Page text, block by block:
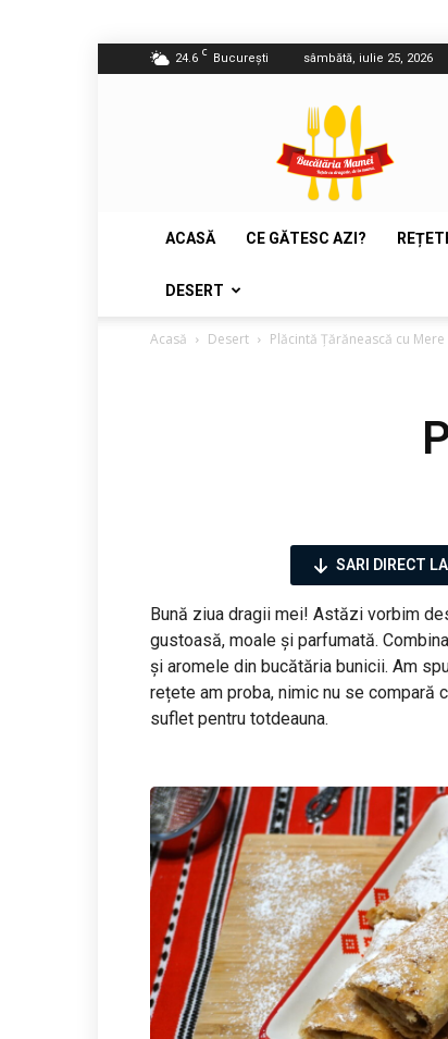
24.6 C București sâmbătă, iulie 25, 2026
Bucătăria
Mamei
ACASĂ CE GĂTESC AZI?
DESERT
Acasă Desert Plăcintă Țărănească cu Mere
SARI DIRECT
Bună ziua dragii mei! Astăzi vorbim
gustoasă, moale și parfumată.
și aromele din bucătăria bunicii. Am
rețete am proba, nimic nu se compară
suflet pentru totdeauna.